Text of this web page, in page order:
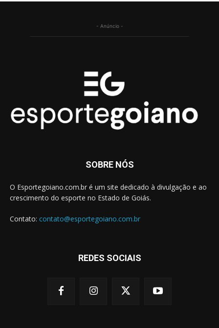
- Anúncio -
SOBRE NÓS
O Esportegoiano.com.br é um site dedicado à divulgação e ao
crescimento do esporte no Estado de Goiás.
Contato: contato@esportegoiano.com.br
REDES SOCIAIS